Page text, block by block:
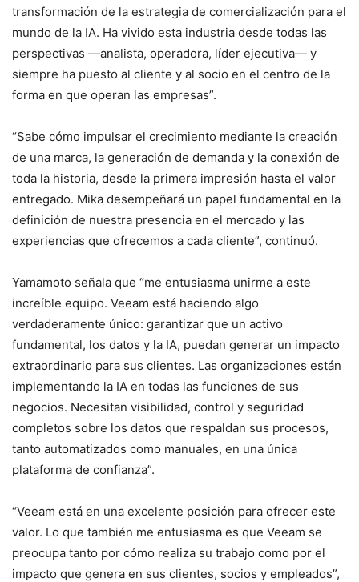
transformación de la estrategia de comercialización para el
mundo de la IA. Ha vivido esta industria desde todas las
perspectivas —analista, operadora, líder ejecutiva— y
siempre ha puesto al cliente y al socio en el centro de la
forma en que operan las empresas”.
“Sabe cómo impulsar el crecimiento mediante la creación
de una marca, la generación de demanda y la conexión de
toda la historia, desde la primera impresión hasta el valor
entregado. Mika desempeñará un papel fundamental en la
definición de nuestra presencia en el mercado y las
experiencias que ofrecemos a cada cliente”, continuó.
Yamamoto señala que “me entusiasma unirme a este
increíble equipo. Veeam está haciendo algo
verdaderamente único: garantizar que un activo
fundamental, los datos y la IA, puedan generar un impacto
extraordinario para sus clientes. Las organizaciones están
implementando la IA en todas las funciones de sus
negocios. Necesitan visibilidad, control y seguridad
completos sobre los datos que respaldan sus procesos,
tanto automatizados como manuales, en una única
plataforma de confianza”.
“Veeam está en una excelente posición para ofrecer este
valor. Lo que también me entusiasma es que Veeam se
preocupa tanto por cómo realiza su trabajo como por el
impacto que genera en sus clientes, socios y empleados”,